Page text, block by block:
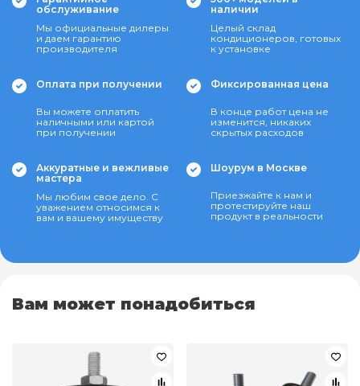
обслуживание
Мы официальные дилеры
и даем гарантию
производителя
наличии
Целый склад
кондиционеров, готовых
к установке
Оплата при получении
Вы можете оплатить
наличными или картой
при получении
Фиксированная цена
В конце работ цена не
изменится, никаких
скрытых расходов
Аккуратные и вежливые
мастера
Мы любим свое дело. С
уважением относимся к
вам и вашему имуществу
Шоурум в Москве
Приезжайте к нам и
протестируйте наш
продукт в реальности
Вам может понадобиться